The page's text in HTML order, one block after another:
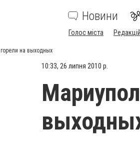
Новини
Голос міста
на выходных
10:33, 26 липня 2010 р.